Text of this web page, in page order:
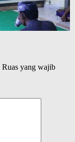
Ruas yang wajib